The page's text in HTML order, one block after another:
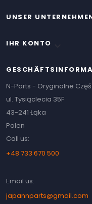
UNSER
IHR KONTO
N-Parts - Oryginalne
ul. Tysiąclecia 35F
43-241 Łąka
Polen
Call us:
+48 733 670 500
Email us:
japannparts@gmail.com